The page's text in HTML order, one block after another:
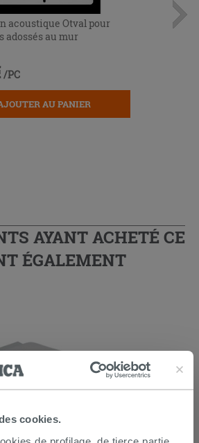
cookies.
acoustique Otval pour
adossés au mur
/PC
AU PANIER
AYANT ACHETÉ CE
ÉGALEMENT